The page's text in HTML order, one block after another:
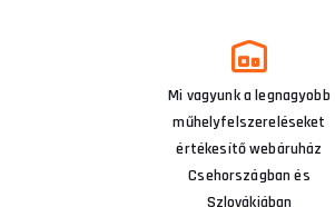
Mi vagyunk a legnagyobb
műhelyfelszereléseket
értékesítő webáruház
Csehországban és
Szlovákiában